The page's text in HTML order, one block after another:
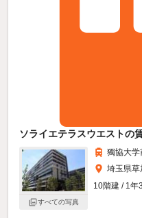
ソライエテラスウエストの
すべての写真
獨協大学
埼玉県草
10階建 / 1年